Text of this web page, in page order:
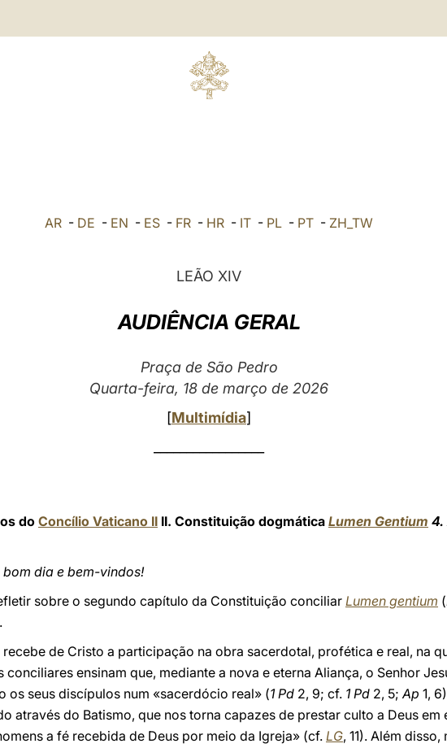
AR - DE - EN - ES - FR - HR - IT - PL - PT - ZH_TW
LEÃO XIV
AUDIÊNCIA GERAL
Praça de São Pedro
Quarta-feira, 18 de março de 2026
[Multimídia]
doConcílio Vaticano II II. Constituição dogmática Lumen Gentium 4.
dia e bem-vindos!
sobre o segundo capítulo da Constituição conciliar Lumen gentium (
recebe de Cristo a participação na obra sacerdotal, profética e real, na
conciliares ensinam que, mediante a nova e eterna Aliança, o Senhor
os seus discípulos num «sacerdócio real» (1 Pd 2, 9; cf. 1 Pd 2, 5;Ap 1,
através do Batismo, que nos torna capazes de prestar culto a Deus em
a fé recebida de Deus por meio da Igreja» (cf. LG, 11). Além